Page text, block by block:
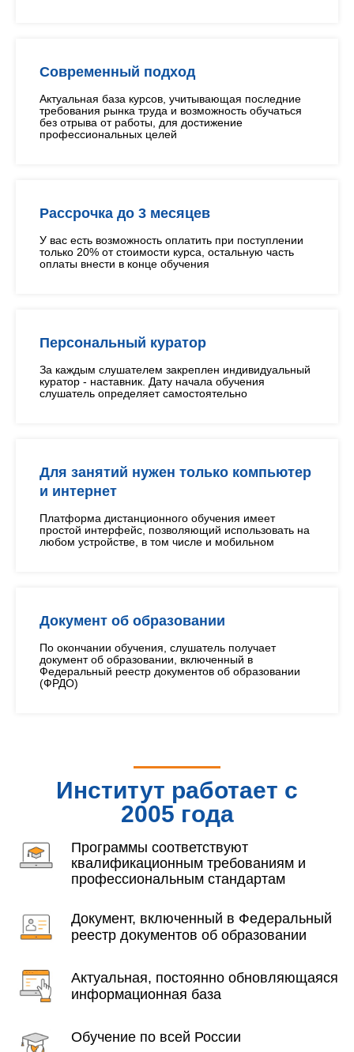
Современный подход
Актуальная база курсов, учитывающая последние
требования рынка труда и возможность обучаться
без отрыва от работы, для достижение
профессиональных целей
Рассрочка до 3 месяцев
У вас есть возможность оплатить при поступлении
только 20% от стоимости курса, остальную часть
оплаты внести в конце обучения
Персональный куратор
За каждым слушателем закреплен индивидуальный
куратор - наставник. Дату начала обучения
слушатель определяет самостоятельно
Для занятий нужен только компьютер
и интернет
Платформа дистанционного обучения имеет
простой интерфейс, позволяющий использовать на
любом устройстве, в том числе и мобильном
Документ об образовании
По окончании обучения, слушатель получает
документ об образовании, включенный в
Федеральный реестр документов об образовании
(ФРДО)
Институт работает с
2005 года
Программы соответствуют
квалификационным требованиям и
профессиональным стандартам
Документ, включенный в Федеральный
реестр документов об образовании
Актуальная, постоянно обновляющаяся
информационная база
Обучение по всей России